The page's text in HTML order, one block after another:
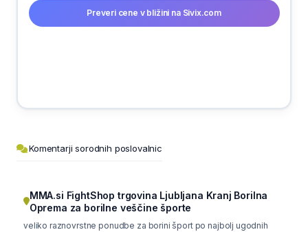
Preveri cene v bližini na Sivix.com
Komentarji sorodnih poslovalnic
MMA.si FightShop trgovina Ljubljana Kranj Borilna
Oprema za borilne veščine športe
veliko raznovrstne ponudbe za borini šport po najbolj ugodnih